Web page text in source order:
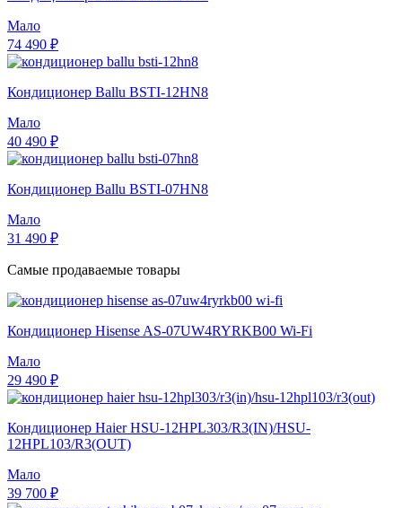
Мало
74 490 ₽
Кондиционер Ballu BSTI-12HN8
Мало
40 490 ₽
Кондиционер Ballu BSTI-07HN8
Мало
31 490 ₽
Самые продаваемые товары
Кондиционер Hisense AS-07UW4RYRKB00 Wi-Fi
Мало
29 490 ₽
Кондиционер Haier HSU-12HPL303/R3(IN)/HSU-
12HPL103/R3(OUT)
Мало
39 700 ₽